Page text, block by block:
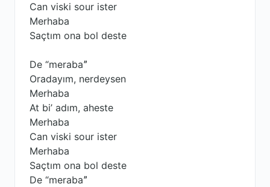
Can viski sour ister
Merhaba
Saçtım ona bol deste
De “merabaˮ
Oradayım, nerdeysen
Merhaba
At bi’ adım, aheste
Merhaba
Can viski sour ister
Merhaba
Saçtım ona bol deste
De “merabaˮ